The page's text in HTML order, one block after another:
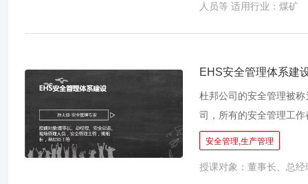
重预防机制、公益诉讼
人员等 适用行业：煤矿
EHS安全管理体系建
杜邦公司的安全管理被
司，所有的安全管理工
厂，面对这个有着近200
全。 中国改革开放40年
因素，工业事故的高发
安全管理,生产管理
授课对象：董事长、总